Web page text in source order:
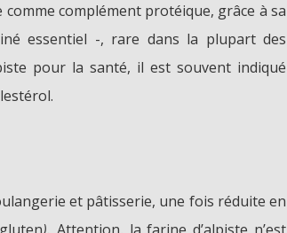
complément protéique, grâce à sa
essentiel -, rare dans la plupart des
pour la santé, il est souvent indiqué
et pâtisserie, une fois réduite en
). Attention, la farine d’alpiste n’est